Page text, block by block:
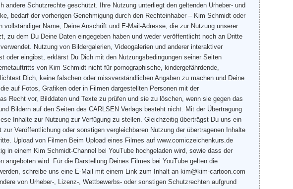
Schutzrechte geschützt. Ihre Nutzung unterliegt den geltenden Urheber- und
bedarf der vorherigen Genehmigung durch den Rechteinhaber – Kim Schmidt oder
Name, Deine Anschrift und E-Mail-Adresse, die zur Nutzung unserer
zu dem Du Deine Daten eingegeben haben und weder veröffentlicht noch an Dritte
Nutzung von Bildergalerien, Videogalerien und anderer interaktiver
eingibst, erklärst Du Dich mit den Nutzungsbedingungen seiner Seiten
von Kim Schmidt nicht für pornographische, kindergefährdende,
Dich, keine falschen oder missverständlichen Angaben zu machen und Deine
auf Fotos, Grafiken oder in Filmen dargestellten Personen mit der
Recht vor, Bilddaten und Texte zu prüfen und sie zu löschen, wenn sie gegen das
Bildern auf den Seiten des CARLSEN Verlags besteht nicht. Mit der Übertragung
Inhalte zur Nutzung zur Verfügung zu stellen. Gleichzeitig überträgst Du uns ein
Veröffentlichung oder sonstigen vergleichbaren Nutzung der übertragenen Inhalte
Upload von Filmen Beim Upload eines Filmes auf www.comiczeichenkurs.de
in einem Kim Schmidt-Channel bei YouTube hochgeladen wird, sowie dass der
wird. Für die Darstellung Deines Filmes bei YouTube gelten die
schreibe uns eine E-Mail mit einem Link zum Inhalt an kim@kim-cartoon.com
von Urheber-, Lizenz-, Wettbewerbs- oder sonstigen Schutzrechten aufgrund